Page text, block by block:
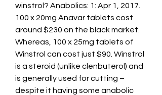
winstrol? Anabolics: 1: Apr 1, 2017.
100 x 20mg Anavar tablets cost
around $230 on the black market.
Whereas, 100 x 25mg tablets of
Winstrol can cost just $90. Winstrol
is a steroid (unlike clenbuterol) and
is generally used for cutting –
despite it having some anabolic